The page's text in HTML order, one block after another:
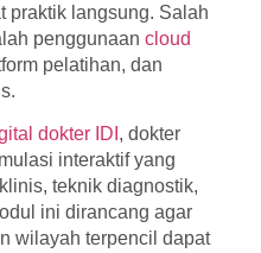
praktik langsung. Salah
penggunaan cloud
pelatihan, dan
dokter IDI , dokter
interaktif yang
teknik diagnostik,
ini dirancang agar
wilayah terpencil dapat